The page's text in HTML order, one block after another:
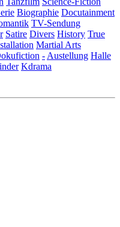
Biographie Docutainment
TV-Sendung
Satire Divers History True
Martial Arts
- Austellung Halle
Kdrama